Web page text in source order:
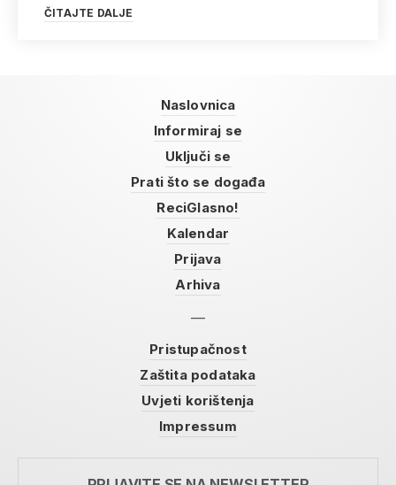
ČITAJTE DALJE
Naslovnica
Informiraj se
Uključi se
Prati što se događa
ReciGlasno!
Kalendar
Prijava
Arhiva
Pristupačnost
Zaštita podataka
Uvjeti korištenja
Impressum